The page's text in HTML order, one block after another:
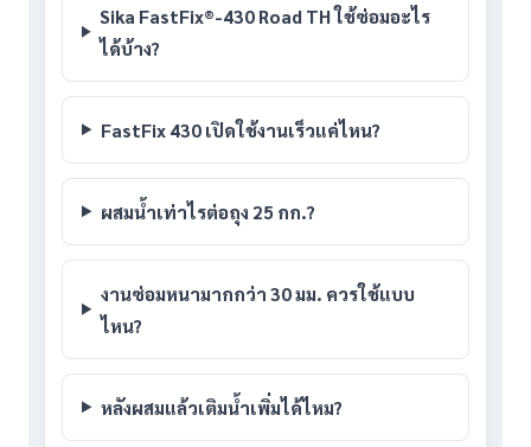
Sika FastFix®-430 Road TH ใช้ซ่อมอะไร
ได้บ้าง?
FastFix 430 เปิดใช้งานเร็วแค่ไหน?
ผสมน้ำเท่าไรต่อถุง 25 กก.?
งานซ่อมหนามากกว่า 30 มม. ควรใช้แบบ
ไหน?
หลังผสมแล้วเติมน้ำเพิ่มได้ไหม?